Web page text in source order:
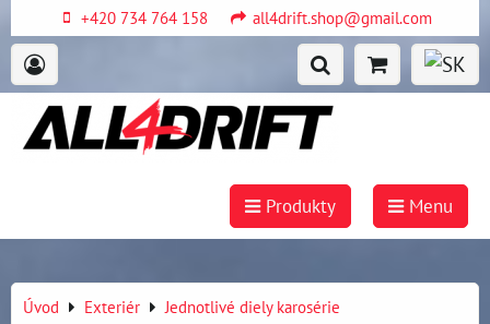
+420 734 764 158 all4drift.shop@gmail.com
Produkty Menu
Úvod Exteriér Jednotlivé diely karosérie